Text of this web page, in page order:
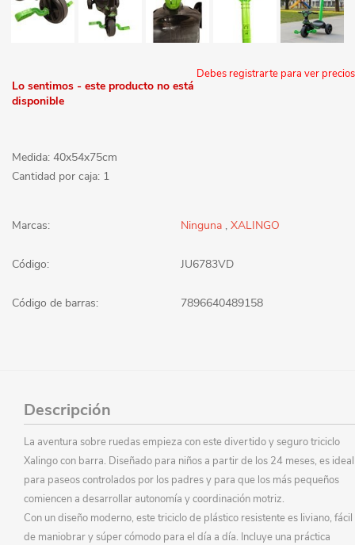
Debes registrarte para ver precios
Lo sentimos - este producto no está
disponible
Medida: 40x54x75cm
Cantidad por caja: 1
Marcas: Ninguna , XALINGO
Código: JU6783VD
Código de barras: 7896640489158
Descripción
La aventura sobre ruedas empieza con este divertido y seguro triciclo
Xalingo con barra. Diseñado para niños a partir de los 24 meses, es ideal
para paseos controlados por los padres y para que los más pequeños
comiencen a desarrollar autonomía y coordinación motriz.
Con un diseño moderno, este triciclo de plástico resistente es liviano, fácil
de maniobrar y súper cómodo para el día a día. Incluye una práctica